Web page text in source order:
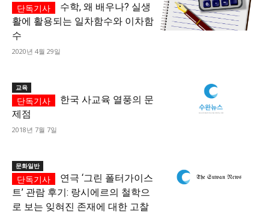
수학, 왜 배우나? 실생
활에 활용되는 일차함수와 이차함
수
2020년 4월 29일
교육
한국 사교육 열풍의 문
제점
2018년 7월 7일
문화일반
연극 ‘그린 폴터가이스
트’ 관람 후기: 랑시에르의 철학으
로 보는 잊혀진 존재에 대한 고찰